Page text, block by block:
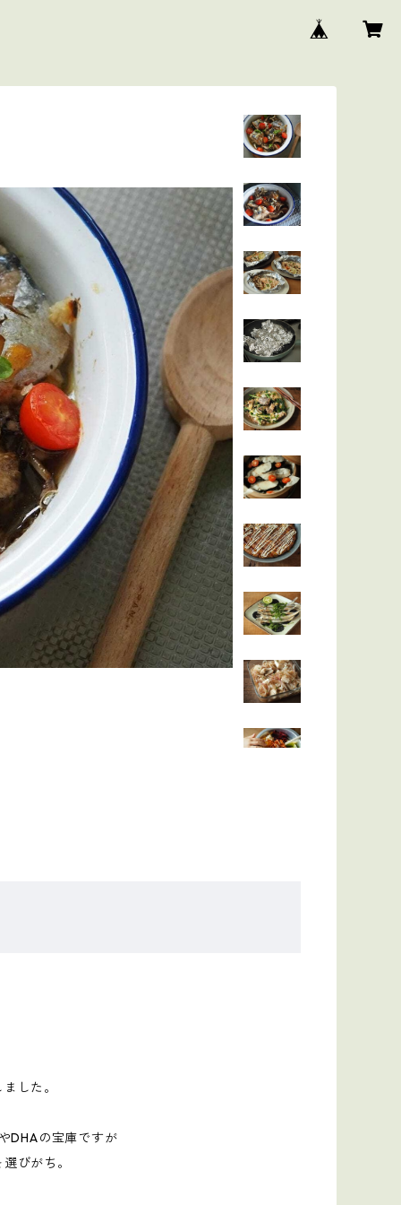
した。
DHAの宝庫ですが
びがち。